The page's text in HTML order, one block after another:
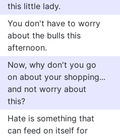
this little lady.
You don't have to worry
about the bulls this
afternoon.
Now, why don't you go
on about your shopping...
and not worry about
this?
Hate is something that
can feed on itself for